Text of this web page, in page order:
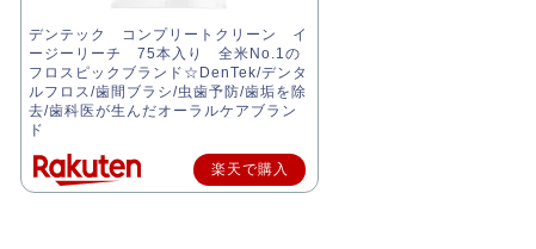
デンテック コンプリートクリーン イ
ージーリーチ 75本入り 全米No.1の
フロスピックブランド☆DenTek/デンタ
ルフロス/歯間ブラシ/虫歯予防/歯垢を除
去/歯科医が生んだオーラルケアブラン
ド
楽天で購入